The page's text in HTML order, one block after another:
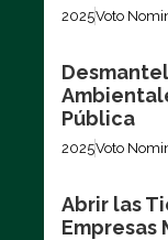
2025Voto
Pública
2025Voto
Abrir las
Empresas